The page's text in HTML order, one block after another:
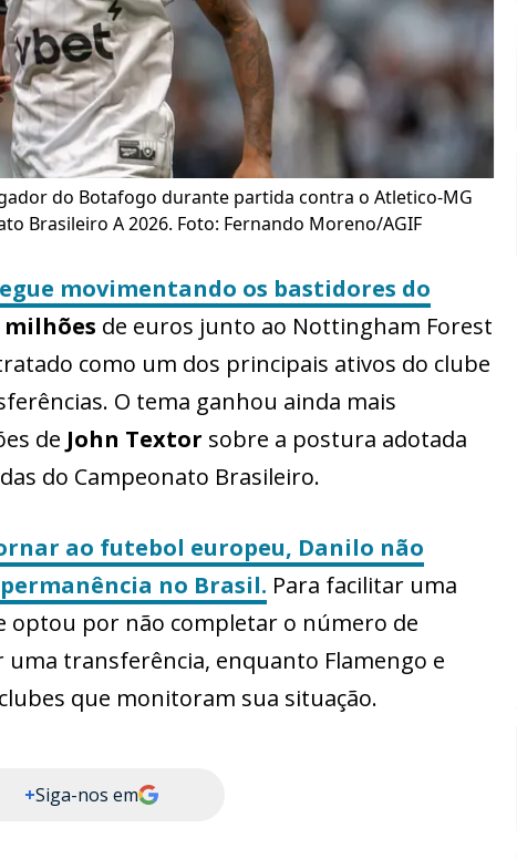
do Botafogo durante partida contra o Atletico-MG
Brasileiro A 2026. Foto: Fernando Moreno/AGIF
movimentando os bastidores do
milhões de euros junto ao Nottingham Forest
como um dos principais ativos do clube
O tema ganhou ainda mais
de John Textor sobre a postura adotada
do Campeonato Brasileiro.
ao futebol europeu, Danilo não
no Brasil. Para facilitar uma
optou por não completar o número de
transferência, enquanto Flamengo e
que monitoram sua situação.
+Siga-nos em